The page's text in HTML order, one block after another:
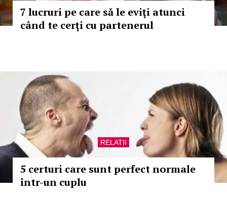
7 lucruri pe care să le eviţi atunci
când te cerţi cu partenerul
RELATII
5 certuri care sunt perfect normale
într-un cuplu